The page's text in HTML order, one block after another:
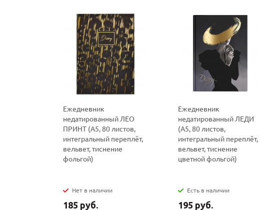
Ежедневник
недатированный ЛЕО
ПРИНТ (А5, 80 листов,
интегральный переплёт,
вельвет, тиснение
фольгой)
Нет в наличии
185 руб.
Ежедневник
недатированный ЛЕДИ
(А5, 80 листов,
интегральный переплёт,
вельвет, тиснение
цветной фольгой)
Есть в наличии
195 руб.
Ваш E-mail:
Ваш E-mail: